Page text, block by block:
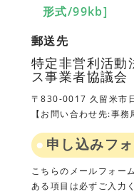
形式/99kb]
郵送先
特定非営利活動
ス事業者協議会
〒830-0017 久留米市
【お問い合わせ先:事
申し込みフ
こちらのメールフォー
ある項目は必ずご入力